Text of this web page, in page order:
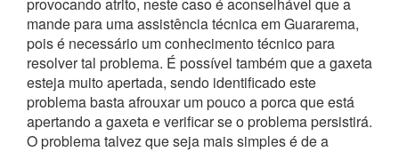
provocando atrito, neste caso é aconselhável que a
mande para uma assistência técnica em Guararema,
pois é necessário um conhecimento técnico para
resolver tal problema. É possível também que a gaxeta
esteja muito apertada, sendo identificado este
problema basta afrouxar um pouco a porca que está
apertando a gaxeta e verificar se o problema persistirá.
O problema talvez que seja mais simples é de a